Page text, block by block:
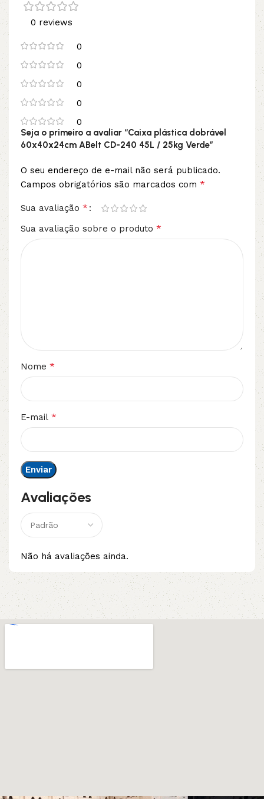
0 reviews
0
0
0
0
0
Avaliações
Não há avaliações ainda.
Seja o primeiro a avaliar “Caixa plástica dobrável
60x40x24cm ABelt CD-240 45L / 25kg Verde”
O seu endereço de e-mail não será publicado.
Campos obrigatórios são marcados com *
Sua avaliação *
Sua avaliação sobre o produto *
Nome *
E-mail *